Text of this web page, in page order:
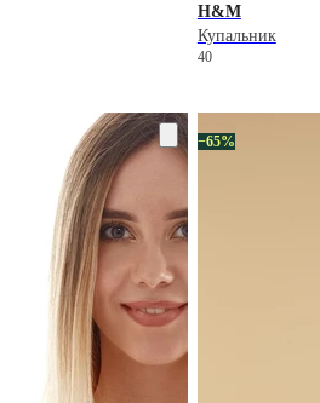
H&M
Купальник
40
−65%